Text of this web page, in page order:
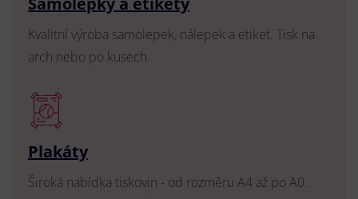
Kvalitní výroba samolepek, nálepek a etiket. Tisk na
arch nebo po kusech.
Plakáty
Široká nabídka tiskovin - od rozměru A4 až po A0.